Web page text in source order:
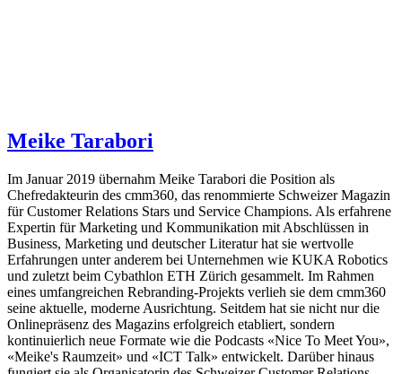
Meike Tarabori
Im Januar 2019 übernahm Meike Tarabori die Position als
Chefredakteurin des cmm360, das renommierte Schweizer Magazin
für Customer Relations Stars und Service Champions. Als erfahrene
Expertin für Marketing und Kommunikation mit Abschlüssen in
Business, Marketing und deutscher Literatur hat sie wertvolle
Erfahrungen unter anderem bei Unternehmen wie KUKA Robotics
und zuletzt beim Cybathlon ETH Zürich gesammelt. Im Rahmen
eines umfangreichen Rebranding-Projekts verlieh sie dem cmm360
seine aktuelle, moderne Ausrichtung. Seitdem hat sie nicht nur die
Onlinepräsenz des Magazins erfolgreich etabliert, sondern
kontinuierlich neue Formate wie die Podcasts «Nice To Meet You»,
«Meike's Raumzeit» und «ICT Talk» entwickelt. Darüber hinaus